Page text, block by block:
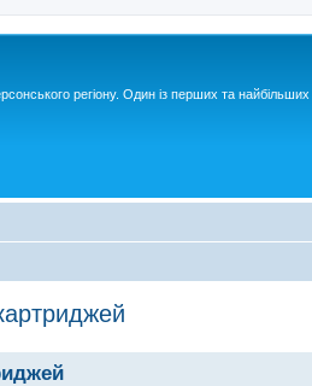
регіону. Один із перших та найбільших